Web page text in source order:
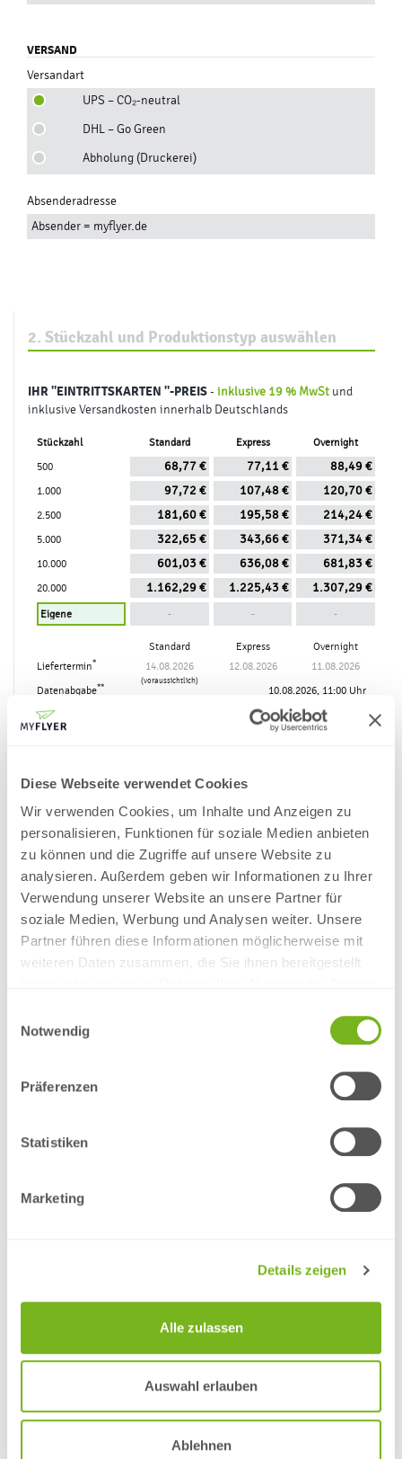
Diese Webseite verwendet Cookies
Wir verwenden Cookies, um Inhalte und Anzeigen zu
personalisieren, Funktionen für soziale Medien anbieten
zu können und die Zugriffe auf unsere Website zu
analysieren. Außerdem geben wir Informationen zu Ihrer
Verwendung unserer Website an unsere Partner für
soziale Medien, Werbung und Analysen weiter. Unsere
Partner führen diese Informationen möglicherweise mit
weiteren Daten zusammen, die Sie ihnen bereitgestellt
Notwendig
Präferenzen
Statistiken
Marketing
Details zeigen
Alle zulassen
Auswahl erlauben
Ablehnen
VERSAND
Versandart
UPS – CO₂-neutral
DHL – Go Green
Abholung (Druckerei)
Absenderadresse
Absender = myflyer.de
2. Stückzahl und Produktionstyp auswählen
IHR "EINTRITTSKARTEN "-PREIS - inklusive 19 % MwSt und
inklusive Versandkosten innerhalb Deutschlands
Stückzahl Standard Express Overnight
500 68,77 € 77,11 € 88,49 €
1.000 97,72 € 107,48 € 120,70 €
2.500 181,60 € 195,58 € 214,24 €
5.000 322,65 € 343,66 € 371,34 €
10.000 601,03 € 636,08 € 681,83 €
20.000 1.162,29 € 1.225,43 € 1.307,29 €
- - -
Standard Express
Overnight
Liefertermin* 14.08.2026 12.08.2026 11.08.2026
Datenabgabe**
(voraussichtlich)
10.08.2026, 11:00 Uhr
Produktinformation
gewährleisten. Die angezeigten Liefertermine für Standard-
Druckaufträge sind nicht verbindlich, je nach Zustellort liegt die
Versandlaufzeit bei 1 bis 2 Arbeitstagen.
* * Bitte beachten Sie, dass sich bei einer Datenabgabe nach
11:00 Uhr oder bei fehlerhaften Daten sich der Drucktermin bei
Standardpapieren um einen weiteren Werktag verschiebt. Bei
Recycling, Gras- und Naturpapieren sowie Design Offset kann
sich der Termin auch länger verschieben, da diese Papiere nur
einmal pro Woche produziert werden.
PRODUKTINFORMATIONEN
Versand und Kosten